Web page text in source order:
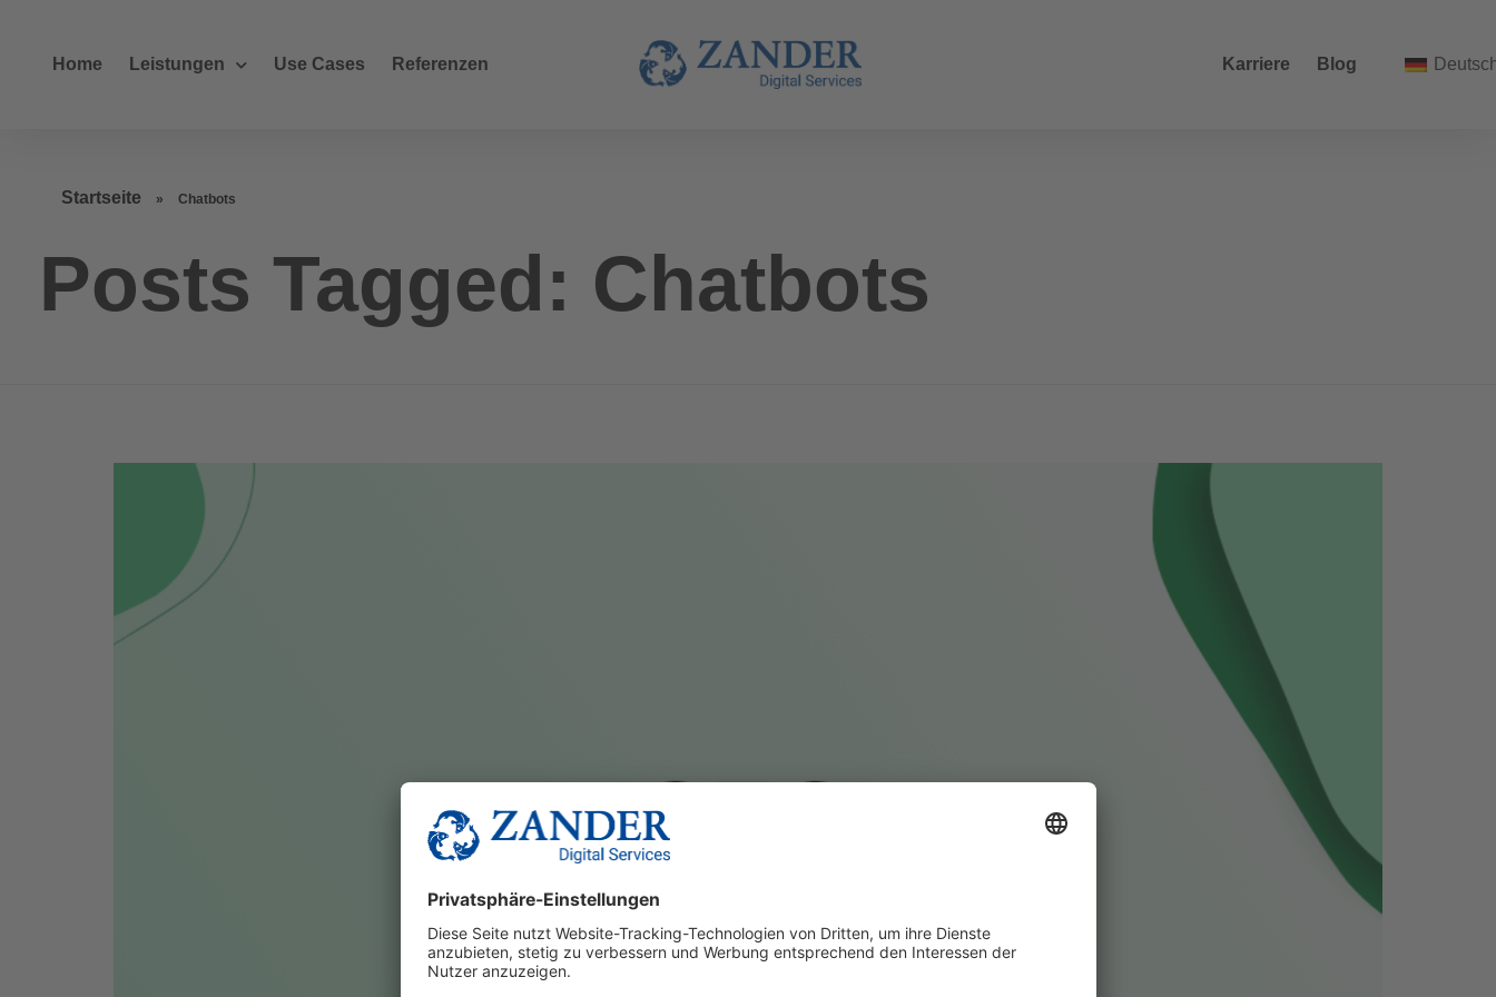
Home Leistungen Use Cases Referenzen Karriere Blog
Startseite » Chatbots
Posts Tagged: Chatbots